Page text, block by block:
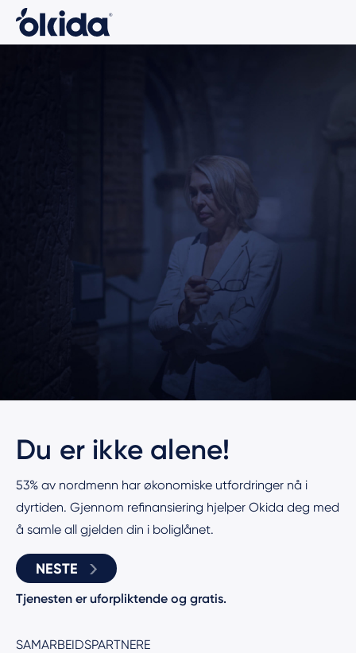
Du er ikke alene!
53% av nordmenn har økonomiske utfordringer nå i
dyrtiden. Gjennom refinansiering hjelper Okida deg med
å samle all gjelden din i boliglånet.
NESTE
Tjenesten er uforpliktende og gratis.
SAMARBEIDSPARTNERE